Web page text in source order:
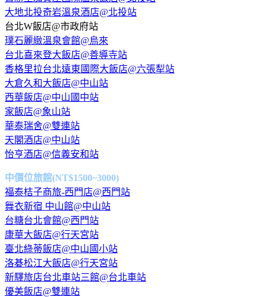
大地北投奇岩溫泉酒店@北投站
台北W飯店@市政府站
璞石麗緻溫泉會館@烏來
台北喜來登大飯店@善導寺站
香格里拉台北遠東國際大飯店@六張犁站
大倉久和大飯店@中山站
西華飯店@中山國中站
家飯店@象山站
華泰瑞舍@雙連站
天閣酒店@中山站
怡亨酒店@信義安和站
中價位旅館(NT$1500~3000)
福泰桔子商旅-西門店@西門站
舞衣新宿 中山館@中山站
台糖台北會館@西門站
康華大飯店@行天宮站
臺北綠蒂飯店@中山國小站
洛碁松江大飯店@行天宮站
新驛旅店台北車站三館@台北車站
優美飯店@雙連站